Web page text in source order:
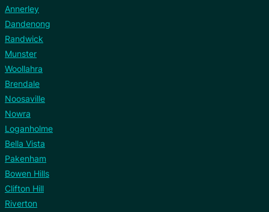
Annerley
Dandenong
Randwick
Munster
Woollahra
Brendale
Noosaville
Nowra
Loganholme
Bella Vista
Pakenham
Bowen Hills
Clifton Hill
Riverton